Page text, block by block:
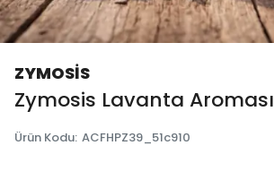
ZYMOSİS
Zymosis Lavanta Aroması
Ürün Kodu: ACFHPZ39_51c910